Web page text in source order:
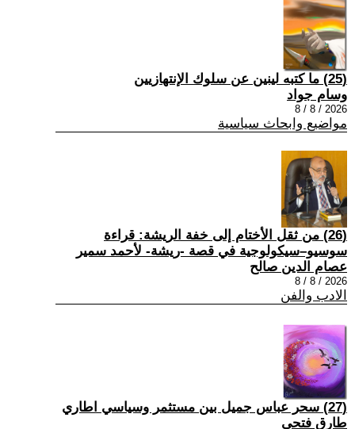
(25) ما كتبه لينين عن سلوك الإنتهازيين
وسام جواد
2026 / 8 / 8
مواضيع وابحاث سياسية
(26) من ثقل الأختام إلى خفة الريشة: قراءة
سوسيو–سيكولوجية في قصة -ريشة- لأحمد سمير
عصام الدين صالح
2026 / 8 / 8
الادب والفن
(27) سحر عباس جميل بين مستثمر وسياسي اطاري
طارق فتحي